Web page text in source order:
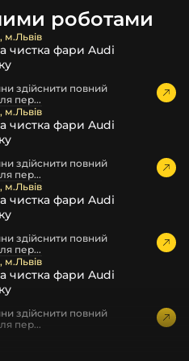
захищає скло фари під
вірогідність
механічних впливів під
та зовнішній вигляд
від фотографій,
як заміна скла фари,
фар, відновлення та
LED BI-LED, ремонт скла,
світла,
полірування фари, наші
надати допомогу по всій
і це підтвердять
Розмаїття вибору, постійна
доступна ціна,
якість товарів!
роботами
м.Львів
чистка фари Audi
здійснити повний
пер...
м.Львів
чистка фари Audi
здійснити повний
пер...
м.Львів
чистка фари Audi
здійснити повний
пер...
м.Львів
чистка фари Audi
здійснити повний
пер...